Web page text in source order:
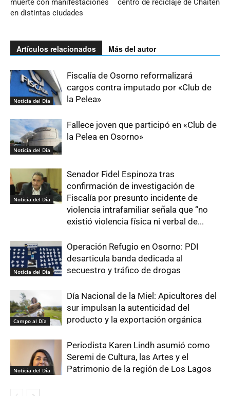
muerte con manifestaciones
en distintas ciudades
centro de reciclaje de Chaitén
Artículos relacionados Más del autor
Noticia del Día
Fiscalía de Osorno reformalizará
cargos contra imputado por «Club de
la Pelea»
Noticia del Día
Fallece joven que participó en «Club de
la Pelea en Osorno»
Noticia del Día
Senador Fidel Espinoza tras
confirmación de investigación de
Fiscalía por presunto incidente de
violencia intrafamiliar señala que “no
existió violencia física ni verbal de...
Noticia del Día
Operación Refugio en Osorno: PDI
desarticula banda dedicada al
secuestro y tráfico de drogas
Campo al Día
Día Nacional de la Miel: Apicultores del
sur impulsan la autenticidad del
producto y la exportación orgánica
Noticia del Día
Periodista Karen Lindh asumió como
Seremi de Cultura, las Artes y el
Patrimonio de la región de Los Lagos